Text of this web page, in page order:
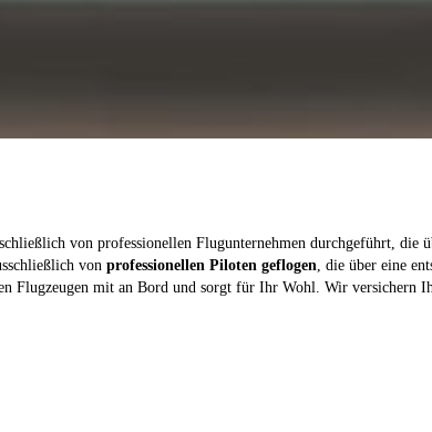
von professionellen Flugunternehmen durchgeführt, die
von professionellen Piloten geflogen, die über eine
Flugzeugen mit an Bord und sorgt für Ihr Wohl. Wir versichern